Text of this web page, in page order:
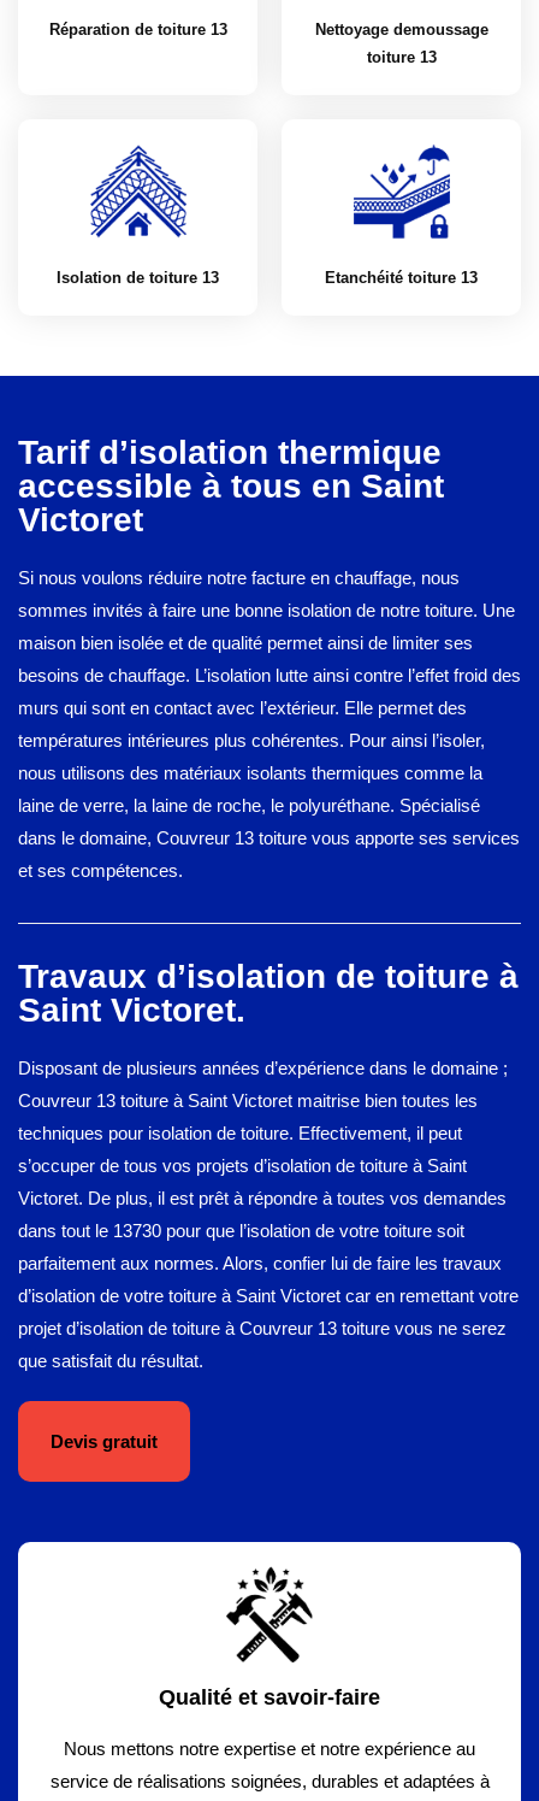
Réparation de toiture 13
Nettoyage demoussage
toiture 13
Isolation de toiture 13 Etanchéité toiture 13
Tarif d’isolation thermique
accessible à tous en Saint
Victoret
Si nous voulons réduire notre facture en chauffage, nous
sommes invités à faire une bonne isolation de notre toiture. Une
maison bien isolée et de qualité permet ainsi de limiter ses
besoins de chauffage. L’isolation lutte ainsi contre l’effet froid des
murs qui sont en contact avec l’extérieur. Elle permet des
températures intérieures plus cohérentes. Pour ainsi l’isoler,
nous utilisons des matériaux isolants thermiques comme la
laine de verre, la laine de roche, le polyuréthane. Spécialisé
dans le domaine, Couvreur 13 toiture vous apporte ses services
et ses compétences.
Travaux d’isolation de toiture à
Saint Victoret.
Disposant de plusieurs années d’expérience dans le domaine ;
Couvreur 13 toiture à Saint Victoret maitrise bien toutes les
techniques pour isolation de toiture. Effectivement, il peut
s’occuper de tous vos projets d’isolation de toiture à Saint
Victoret. De plus, il est prêt à répondre à toutes vos demandes
dans tout le 13730 pour que l’isolation de votre toiture soit
parfaitement aux normes. Alors, confier lui de faire les travaux
d’isolation de votre toiture à Saint Victoret car en remettant votre
projet d’isolation de toiture à Couvreur 13 toiture vous ne serez
que satisfait du résultat.
Devis gratuit
Qualité et savoir-faire
Nous mettons notre expertise et notre expérience au
service de réalisations soignées, durables et adaptées à